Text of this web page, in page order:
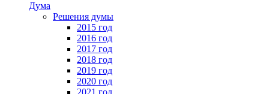
Дума
Решения думы
2015 год
2016 год
2017 год
2018 год
2019 год
2020 год
2021 год